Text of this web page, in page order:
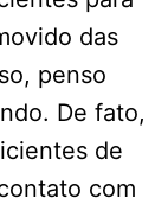
das
penso
De fato,
de
com